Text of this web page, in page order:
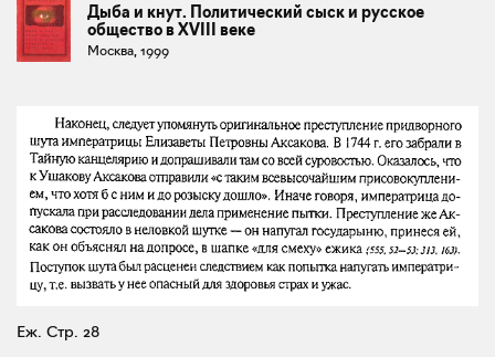
Дыба и кнут. Политический сыск и русское
общество в XVIII веке
Москва, 1999
Еж. Стр. 28